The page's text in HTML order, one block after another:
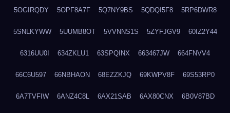
5OGIRQDY 5OPF8A7F 5Q7NY9BS 5QDQI5F8 5RP6DWR8
5SNLKYWW 5UUMB8OT 5VVNNS1S 5ZYFJGV9 60IZ2Y44
6316UU0I 634ZKLU1 63SPQINX 663467JW 664FNVV4
66C6U597 66NBHAON 68EZZKJQ 69KWPV8F 69S53RP0
6A7TVFIW 6ANZ4C8L 6AX21SAB 6AX80CNX 6B0V87BD